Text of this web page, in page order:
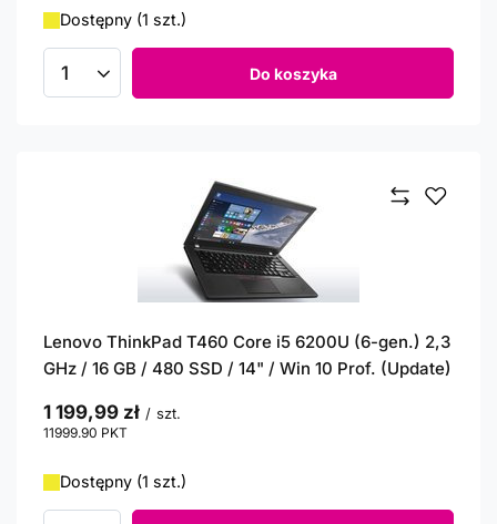
Dostępny (1 szt.)
Ilość produktów Do koszyka
Lenovo ThinkPad T460 Core i5 6200U (6-gen.) 2,3
GHz / 16 GB / 480 SSD / 14" / Win 10 Prof. (Update)
1 199,99 zł / szt.
11999.90 PKT
Dostępny (1 szt.)